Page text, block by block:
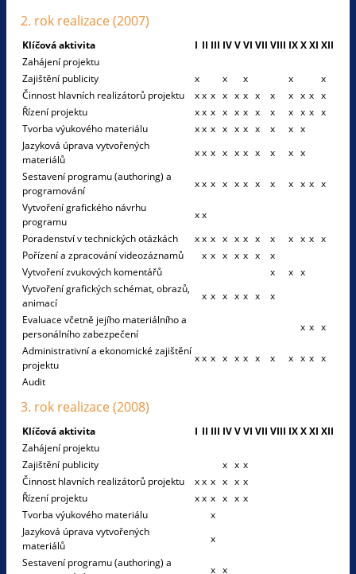
2. rok realizace (2007)
Klíčová aktivita I II III IVVVI VII VIII IXXXI XII
Zahájení projektu
Zajištění publicity
x x x x
x
Činnost hlavních realizátorů projektu
xx x x x x x x x x x x
Řízení projektu
xx x x x x x x x x x x
Tvorba výukového materiálu
xx x x x x x x x x
Jazyková úprava vytvořených
materiálů
xx x x x x x x x x
Sestavení programu (authoring) a
programování
xx x x x x x x x x x x
Vytvoření grafického návrhu
programu
xx
Poradenství v technických otázkách
xx x x x x x x x x x x
Pořízení a zpracování videozáznamů
x x x x x x
x
Vytvoření zvukových komentářů
x x x
Vytvoření grafických schémat, obrazů,
animací
x x x x x x
x
Evaluace včetně jejího materiálního a
personálního zabezpečení
x x x
Administrativní a ekonomické zajištění
projektu
xx x x x x x x x x x x
Audit
3. rok realizace (2008)
Klíčová aktivita I II III IVVVI VII VIII IXXXI XII
Zahájení projektu
Zajištění publicity
x x x
Činnost hlavních realizátorů projektu
xx x x x x
Řízení projektu
xx x x x x
Tvorba výukového materiálu
x
Jazyková úprava vytvořených
materiálů
x
Sestavení programu (authoring) a
x x